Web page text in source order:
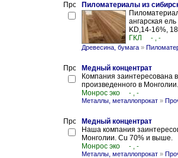
Пиломатериалы из
ангарская
KD,14-16%,
ГКЛ
- , -
Древесина, бумага »
Медный концентрат
Компания заинтересована
произведенного в Монголии.
Mонрос эко
- , -
Металлы, металлопрокат »
Медный концентрат
Наша компания
Монголии. Cu 70% и выше.
Mонрос эко
- , -
Металлы, металлопрокат »